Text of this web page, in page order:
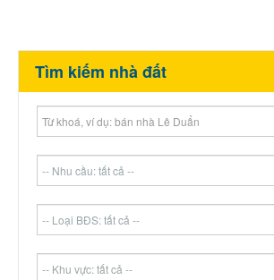
Tìm kiếm nhà đất